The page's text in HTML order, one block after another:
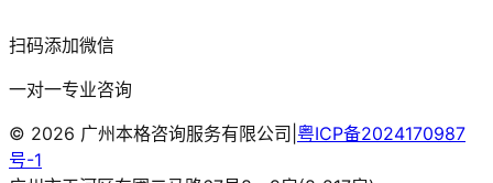
扫码添加微信
一对一专业咨询
© 2026 广州本格咨询服务有限公司 粤ICP备2024170987
号-1